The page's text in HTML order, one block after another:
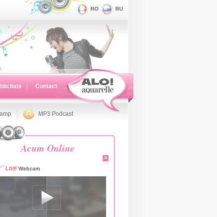
RO RU
Contact
MP3 Podcast
Acum Online
»
LIVEWebcam